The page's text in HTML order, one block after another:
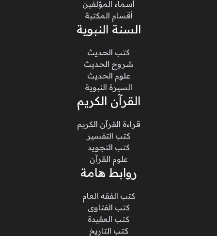
أسماء المؤلفين
أقسام المكتبة
السنة النبوية
كتب الحديث
شروح الحديث
علوم الحديث
السيرة النبوية
القرآن الكريم
قراءة القرآن الكريم
كتب التفسير
كتب التجويد
علوم القرآن
روابط هامة
كتب الفقه العام
كتب الفتاوى
كتب العقيدة
كتب التاريخ